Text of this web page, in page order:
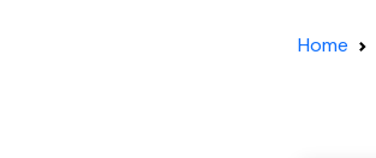
Home